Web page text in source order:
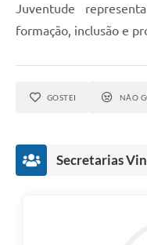
Juventude
formação, inclusão e
GOSTEI NÃO
Secretarias